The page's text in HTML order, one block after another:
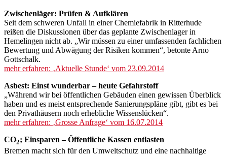
Zwischenläger: Prüfen & Aufklären
Seit dem schweren Unfall in einer Chemiefabrik in Ritterhude
reißen die Diskussionen über das geplante Zwischenlager in
Hemelingen nicht ab. „Wir müssen zu einer umfassenden fachlichen
Bewertung und Abwägung der Risiken kommen“, betonte Arno
Gottschalk.
mehr erfahren: ‚Aktuelle Stunde‘ vom 23.09.2014
Asbest: Einst wunderbar – heute Gefahrstoff
„Während wir bei öffentlichen Gebäuden einen gewissen Überblick
haben und es meist entsprechende Sanierungspläne gibt, gibt es bei
den Privathäusern noch erhebliche Wissenslücken“.
mehr erfahren: ‚Grosse Anfrage‘ vom 16.07.2014
CO2; Einsparen – Öffentliche Kassen entlasten
Bremen macht sich für den Umweltschutz und eine nachhaltige